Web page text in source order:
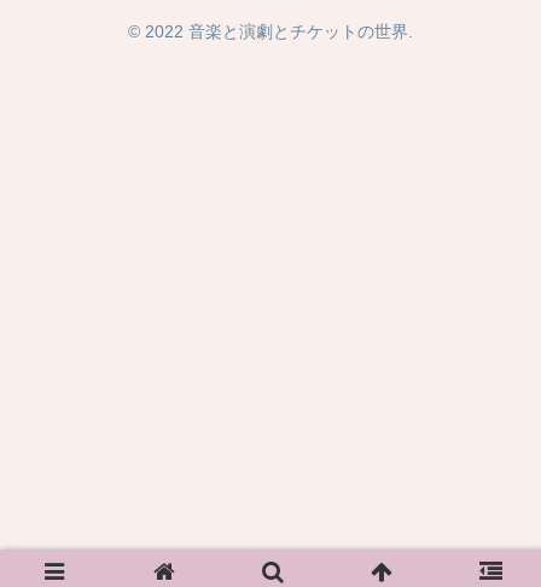
© 2022 音楽と演劇とチケットの世界.